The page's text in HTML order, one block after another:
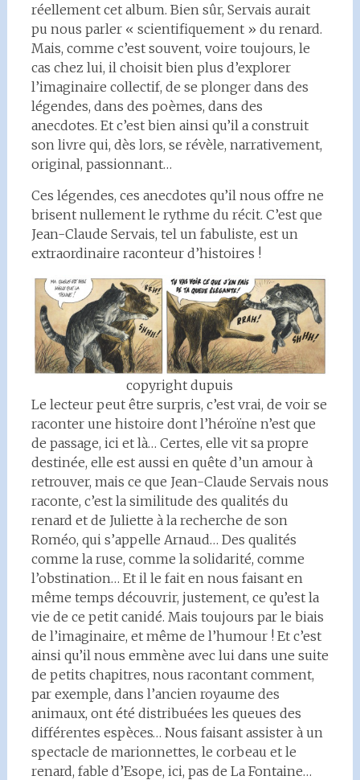
réellement cet album. Bien sûr, Servais aurait
pu nous parler « scientifiquement » du renard.
Mais, comme c’est souvent, voire toujours, le
cas chez lui, il choisit bien plus d’explorer
l’imaginaire collectif, de se plonger dans des
légendes, dans des poèmes, dans des
anecdotes. Et c’est bien ainsi qu’il a construit
son livre qui, dès lors, se révèle, narrativement,
original, passionnant…
Ces légendes, ces anecdotes qu’il nous offre ne
brisent nullement le rythme du récit. C’est que
Jean-Claude Servais, tel un fabuliste, est un
extraordinaire raconteur d’histoires !
copyright dupuis
Le lecteur peut être surpris, c’est vrai, de voir se
raconter une histoire dont l’héroïne n’est que
de passage, ici et là… Certes, elle vit sa propre
destinée, elle est aussi en quête d’un amour à
retrouver, mais ce que Jean-Claude Servais nous
raconte, c’est la similitude des qualités du
renard et de Juliette à la recherche de son
Roméo, qui s’appelle Arnaud… Des qualités
comme la ruse, comme la solidarité, comme
l’obstination… Et il le fait en nous faisant en
même temps découvrir, justement, ce qu’est la
vie de ce petit canidé. Mais toujours par le biais
de l’imaginaire, et même de l’humour ! Et c’est
ainsi qu’il nous emmène avec lui dans une suite
de petits chapitres, nous racontant comment,
par exemple, dans l’ancien royaume des
animaux, ont été distribuées les queues des
différentes espèces… Nous faisant assister à un
spectacle de marionnettes, le corbeau et le
renard, fable d’Esope, ici, pas de La Fontaine…